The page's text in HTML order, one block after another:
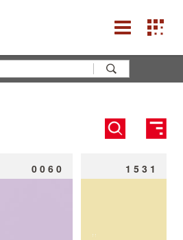
0060 1531